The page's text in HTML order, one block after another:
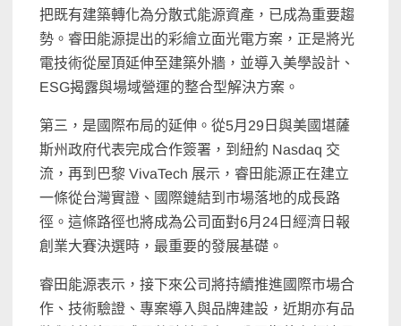
把既有建築轉化為分散式能源資產，已成為重要趨
勢。睿田能源提出的彩繪立面光電方案，正是將光
電技術從屋頂延伸至建築外牆，並導入美學設計、
ESG揭露與場域營運的整合型解決方案。
第三，是國際布局的延伸。從5月29日與美國堪薩
斯州政府代表完成合作簽署，到紐約 Nasdaq 交
流，再到巴黎 VivaTech 展示，睿田能源正在建立
一條從台灣實證、國際鏈結到市場落地的成長路
徑。這條路徑也將成為公司面對6月24日經濟日報
創業大賽決選時，最重要的發展基礎。
睿田能源表示，接下來公司將持續推進國際市場合
作、技術驗證、專案導入與品牌建設，近期亦有品